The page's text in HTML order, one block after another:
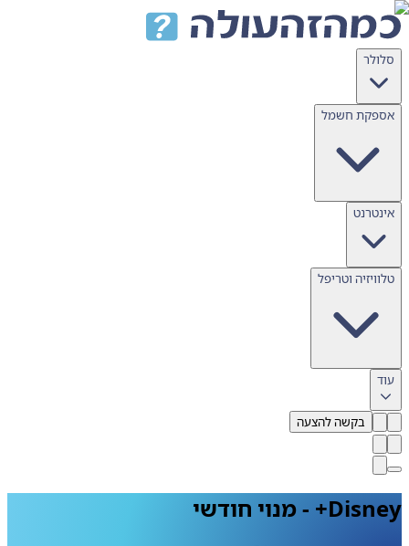
דלג לתוכן
סלולר
אספקת חשמל
אינטרנט
טלוויזיה וטריפל
עוד
בקשה להצעה
Disney+ - מנוי חודשי